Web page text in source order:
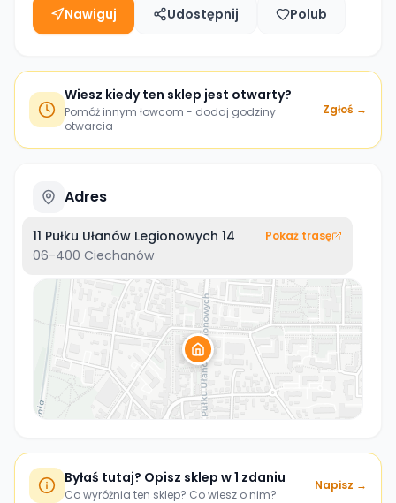
Nawiguj Udostępnij Polub
Wiesz kiedy ten sklep jest otwarty?
Pomóż innym łowcom - dodaj godziny
otwarcia
Zgłoś →
Adres
11 Pułku Ułanów Legionowych 14
06-400 Ciechanów
Pokaż trasę
Byłaś tutaj? Opisz sklep w 1 zdaniu
Co wyróżnia ten sklep? Co wiesz o nim?
Napisz →